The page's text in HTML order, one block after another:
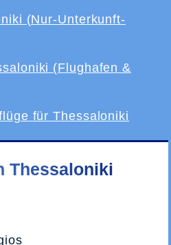
(Nur-Unterkunft-
(Flughafen &
für Thessaloniki
Thessaloniki